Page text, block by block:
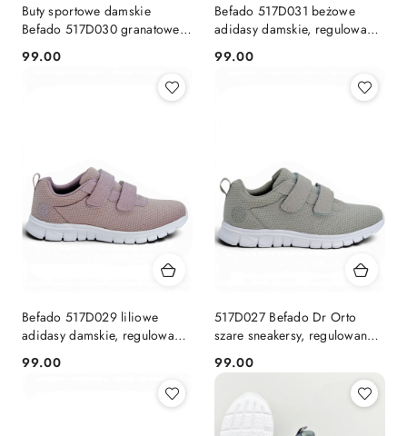
Buty sportowe damskie
Befado 517D030 granatowe,
Cena:
99.00
Befado 517D031 beżowe
adidasy damskie, regulowana
Cena:
99.00
Befado 517D029 liliowe
adidasy damskie, regulowana
tęgość H-K
Cena:
99.00
517D027 Befado Dr Orto
szare sneakersy, regulowana
tęgość H-K
Cena:
99.00